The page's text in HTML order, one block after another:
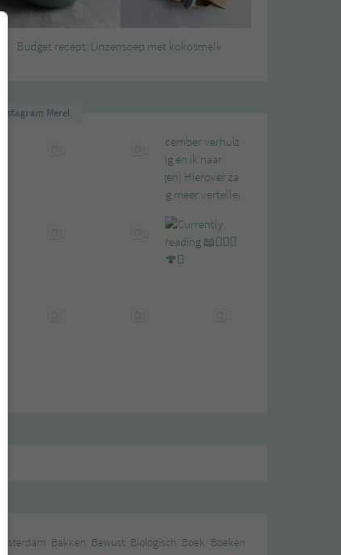
Budget recept: Linzensoep met kokosmelk
Instagram Merel
Amsterdam Bakken Bewust Biologisch Boek Boeken